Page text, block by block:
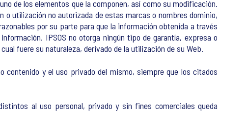
de los elementos que la componen, así como su modificación.
o utilización no autorizada de estas marcas o nombres dominio,
por su parte para que la información obtenida a través
IPSOS no otorga ningún tipo de garantía, expresa o
fuere su naturaleza, derivado de la utilización de su Web.
contenido y el uso privado del mismo, siempre que los citados
al uso personal, privado y sin fines comerciales queda